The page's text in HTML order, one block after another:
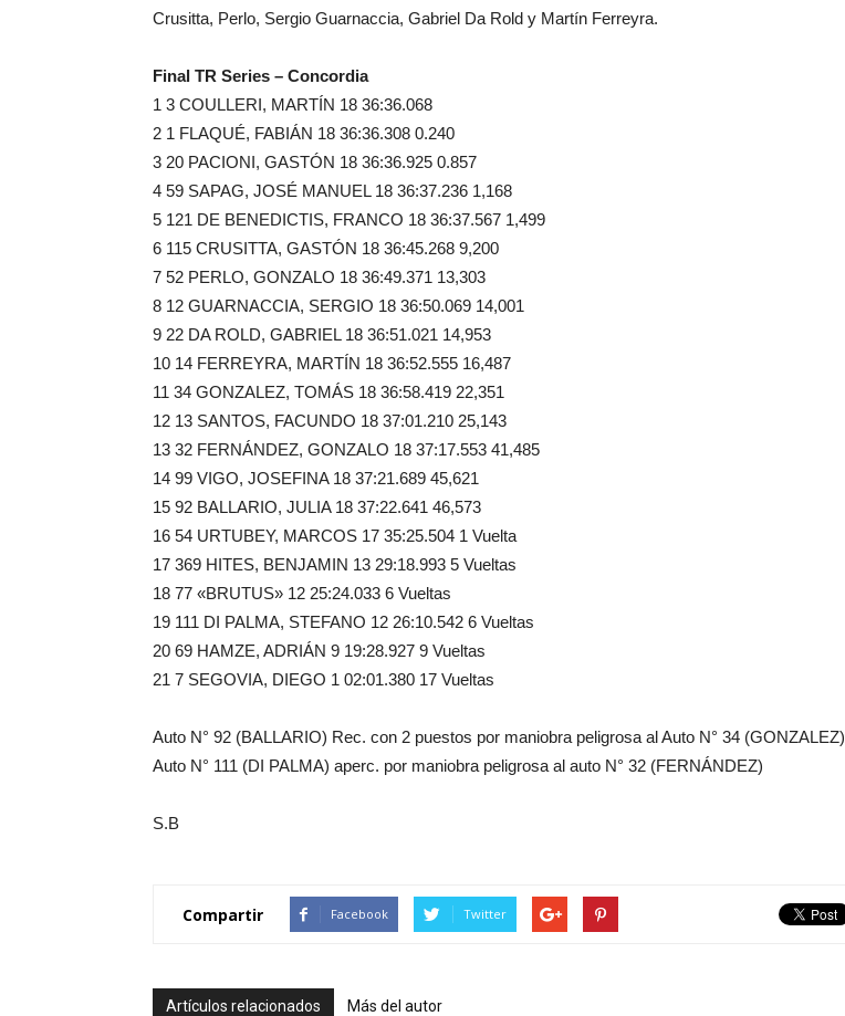
Crusitta, Perlo, Sergio Guarnaccia, Gabriel Da Rold y Martín Ferreyra.
Final TR Series – Concordia
1 3 COULLERI, MARTÍN 18 36:36.068
2 1 FLAQUÉ, FABIÁN 18 36:36.308 0.240
3 20 PACIONI, GASTÓN 18 36:36.925 0.857
4 59 SAPAG, JOSÉ MANUEL 18 36:37.236 1,168
5 121 DE BENEDICTIS, FRANCO 18 36:37.567 1,499
6 115 CRUSITTA, GASTÓN 18 36:45.268 9,200
7 52 PERLO, GONZALO 18 36:49.371 13,303
8 12 GUARNACCIA, SERGIO 18 36:50.069 14,001
9 22 DA ROLD, GABRIEL 18 36:51.021 14,953
10 14 FERREYRA, MARTÍN 18 36:52.555 16,487
11 34 GONZALEZ, TOMÁS 18 36:58.419 22,351
12 13 SANTOS, FACUNDO 18 37:01.210 25,143
13 32 FERNÁNDEZ, GONZALO 18 37:17.553 41,485
14 99 VIGO, JOSEFINA 18 37:21.689 45,621
15 92 BALLARIO, JULIA 18 37:22.641 46,573
16 54 URTUBEY, MARCOS 17 35:25.504 1 Vuelta
17 369 HITES, BENJAMIN 13 29:18.993 5 Vueltas
18 77 «BRUTUS» 12 25:24.033 6 Vueltas
19 111 DI PALMA, STEFANO 12 26:10.542 6 Vueltas
20 69 HAMZE, ADRIÁN 9 19:28.927 9 Vueltas
21 7 SEGOVIA, DIEGO 1 02:01.380 17 Vueltas
Auto N° 92 (BALLARIO) Rec. con 2 puestos por maniobra peligrosa al Auto N° 34 (GONZALEZ)
Auto N° 111 (DI PALMA) aperc. por maniobra peligrosa al auto N° 32 (FERNÁNDEZ)
S.B
Compartir Facebook Twitter
Artículos relacionados Más del autor